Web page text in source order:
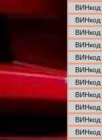
ВИНкод
ВИНкод
ВИНкод
ВИНкод
ВИНкод
ВИНкод
ВИНкод
ВИНкод
ВИНкод
ВИНкод
ВИНкод